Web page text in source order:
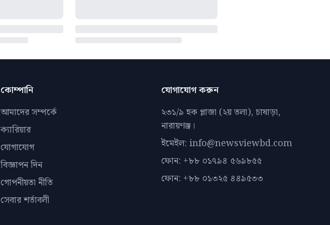
কোম্পানি
আমাদের সম্পর্কে
ক্যারিয়ার
যোগাযোগ
বিজ্ঞাপন দিন
গোপনীয়তা নীতি
সেবার শর্তাবলী
যোগাযোগ করুন
২৩১/৯ হক প্লাজা (২য় তলা), চাষাড়া,
নারায়ণঞ্জ।
ইমেইল: info@newsviewbd.com
ফোন: +৮৮ ০১৭৯৪ ৫৬৯৮৫৫
ফোন: +৮৮ ০১৩২৫ ৪৪৯৫৩৩